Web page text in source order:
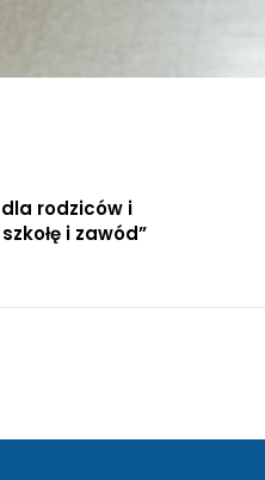
rodziców i
i zawód”